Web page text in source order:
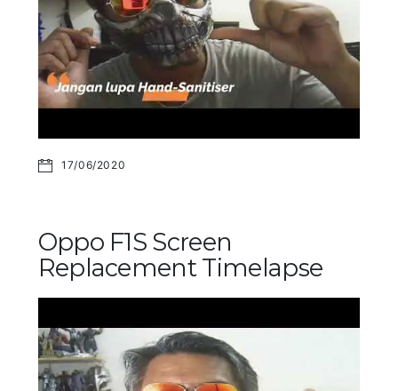
17/06/2020
Oppo F1S Screen
Replacement Timelapse